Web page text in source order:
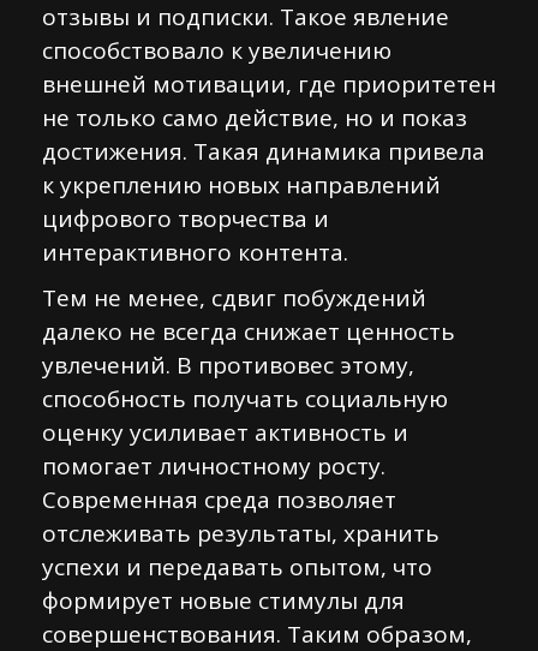
отзывы и подписки. Такое явление
способствовало к увеличению
внешней мотивации, где приоритетен
не только само действие, но и показ
достижения. Такая динамика привела
к укреплению новых направлений
цифрового творчества и
интерактивного контента.
Тем не менее, сдвиг побуждений
далеко не всегда снижает ценность
увлечений. В противовес этому,
способность получать социальную
оценку усиливает активность и
помогает личностному росту.
Современная среда позволяет
отслеживать результаты, хранить
успехи и передавать опытом, что
формирует новые стимулы для
совершенствования. Таким образом,